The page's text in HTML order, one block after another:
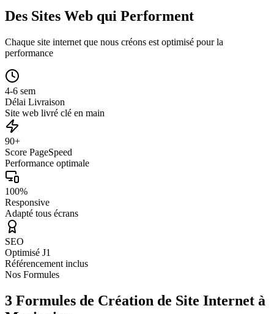
Des Sites Web qui Performent
Chaque site internet que nous créons est optimisé pour la
performance
4-6 sem
Délai Livraison
Site web livré clé en main
90+
Score PageSpeed
Performance optimale
100%
Responsive
Adapté tous écrans
SEO
Optimisé J1
Référencement inclus
Nos Formules
3 Formules de Création de Site Internet à